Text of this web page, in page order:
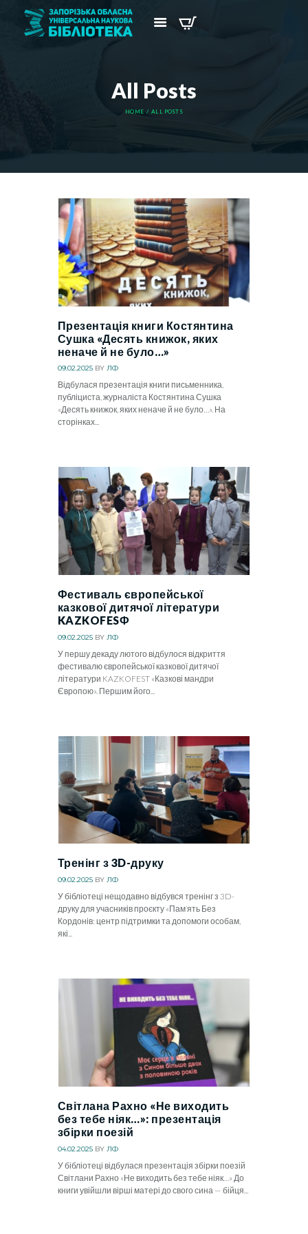
All Posts
HOME ALL POSTS
Презентація книги Костянтина
Сушка «Десять книжок, яких
неначе й не було…»
09.02.2025 BY ЛФ
Відбулася презентація книги письменника,
публіциста, журналіста Костянтина Сушка
«Десять книжок, яких неначе й не було…». На
сторінках...
Фестиваль європейської
казкової дитячої літератури
KAZKOFESФ
09.02.2025 BY ЛФ
У першу декаду лютого відбулося відкриття
фестивалю європейської казкової дитячої
літератури KAZKOFEST «Казкові мандри
Європою». Першим його...
Тренінг з 3D-друку
09.02.2025 BY ЛФ
У бібліотеці нещодавно відбувся тренінг з 3D-
друку для учасників проєкту «Пам’ять Без
Кордонів: центр підтримки та допомоги особам,
які...
Світлана Рахно «Не виходить
без тебе ніяк…»: презентація
збірки поезій
04.02.2025 BY ЛФ
У бібліотеці відбулася презентація збірки поезій
Світлани Рахно «Не виходить без тебе ніяк…» До
книги увійшли вірші матері до свого сина — бійця...